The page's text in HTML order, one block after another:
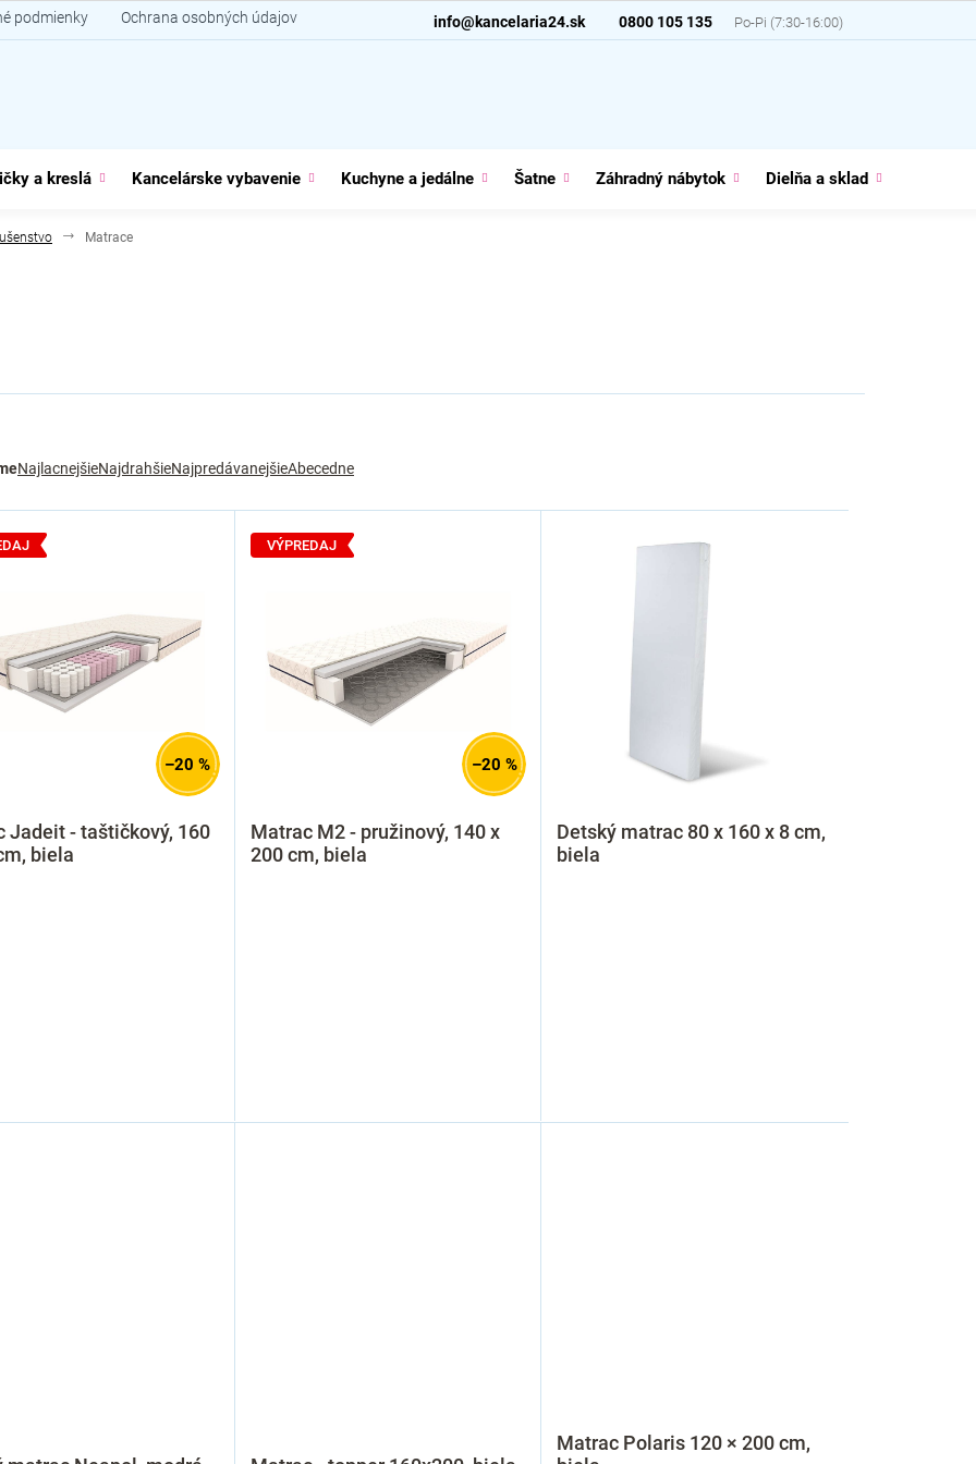
0800 105 135
info@kancelaria24.sk
podmienky Ochrana osobných údajov
a kreslá Kancelárske vybavenie Kuchyne a jedálne Šatne Záhradný nábytok Dielňa a sklad
Matrace
NajlacnejšieNajdrahšieNajpredávanejšieAbecedne
–20 %
Jadeit - taštičkový, 160
biela
VÝPREDAJ
–20 %
Matrac M2 - pružinový, 140 x
200 cm, biela
Detský matrac 80 x 160 x 8 cm,
biela
Matrac Polaris 120 × 200 cm,